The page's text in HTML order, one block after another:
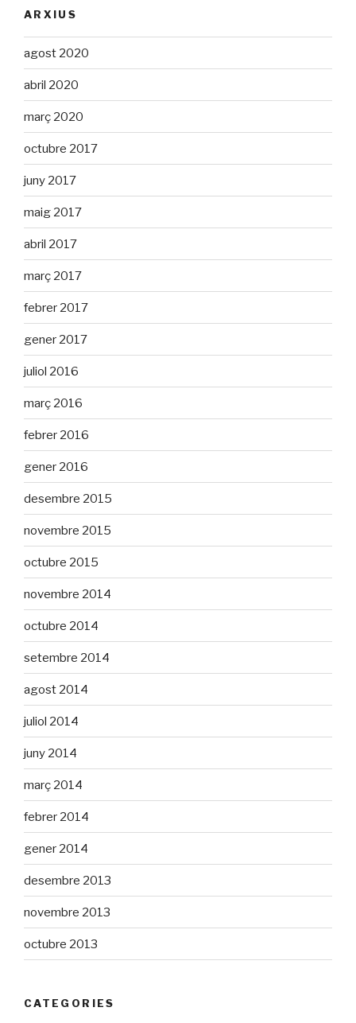
ARXIUS
agost 2020
abril 2020
març 2020
octubre 2017
juny 2017
maig 2017
abril 2017
març 2017
febrer 2017
gener 2017
juliol 2016
març 2016
febrer 2016
gener 2016
desembre 2015
novembre 2015
octubre 2015
novembre 2014
octubre 2014
setembre 2014
agost 2014
juliol 2014
juny 2014
març 2014
febrer 2014
gener 2014
desembre 2013
novembre 2013
octubre 2013
CATEGORIES